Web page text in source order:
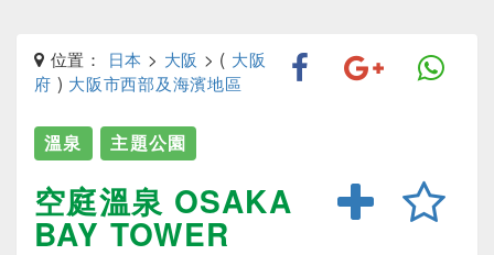
位置： 日本 > 大阪 > ( 大阪
府 ) 大阪市西部及海濱地區
溫泉 主題公園
空庭溫泉 OSAKA
BAY TOWER